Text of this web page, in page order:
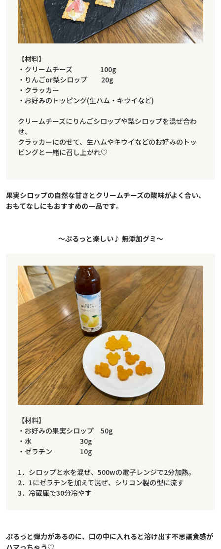
【材料】
・クリームチーズ 100g
・りんごor梨シロップ 20g
・クラッカー
・お好みのトッピング(生ハム・キウイなど)
クリームチーズにりんごシロップや梨シロップを混ぜ合わ
せ、
クラッカーにのせて、生ハムやキウイなどのお好みのトッ
ピングと一緒に召し上がれ♡
果実シロップの自然な甘さとクリームチーズの酸味がよく合い、
おもてなしにもおすすめの一品です。
～ぷるっと楽しい♪ 無添加グミ～
【材料】
・お好みの果実シロップ 50g
・水 30g
・ゼラチン 10g
1．シロップと水を混ぜ、500wの電子レンジで2分加熱。
2．1にゼラチンを加えて混ぜ、シリコン製の型に流す
3．冷蔵庫で30分冷やす
ぷるっと弾力があるのに、口の中に入れると溶け出す不思議食感が
ハマっちゃう♡